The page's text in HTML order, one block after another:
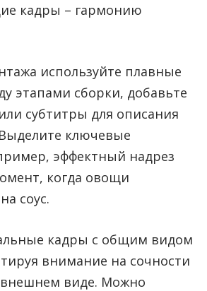
кадры – гармонию
используйте плавные
этапами сборки, добавьте
субтитры для описания
ключевые
эффектный надрез
когда овощи
соус.
кадры с общим видом
внимание на сочности
виде. Можно